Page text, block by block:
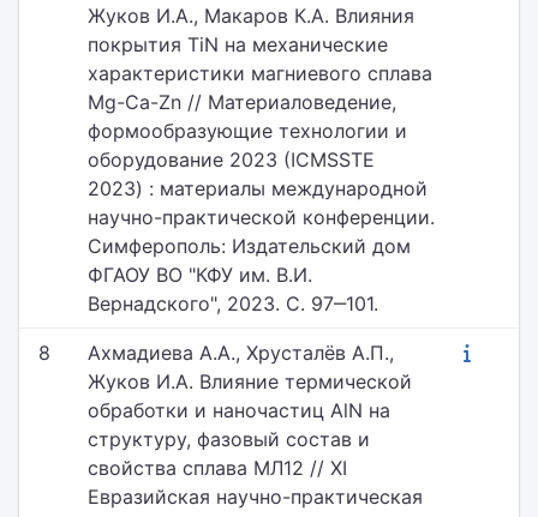
Жуков И.А., Макаров К.А. Влияния
покрытия TiN на механические
характеристики магниевого сплава
Mg-Ca-Zn // Материаловедение,
формообразующие технологии и
оборудование 2023 (ICMSSTE
2023) : материалы международной
научно-практической конференции.
Симферополь: Издательский дом
ФГАОУ ВО "КФУ им. В.И.
Вернадского", 2023. С. 97‒101.
8
Ахмадиева А.А., Хрусталёв А.П.,
Жуков И.А. Влияние термической
обработки и наночастиц AlN на
структуру, фазовый состав и
свойства сплава МЛ12 // ХI
Евразийская научно-практическая